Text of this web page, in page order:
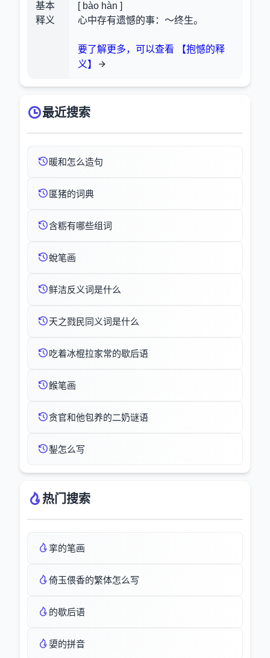
基本
释义
[ bào hàn ]
心中存有遗憾的事：～终生。
要了解更多，可以查看 【抱憾的释
义】
最近搜索
暖和怎么造句
匽猪的词典
含粝有哪些组词
蛻笔画
鲜洁反义词是什么
天之戮民同义词是什么
吃着冰棍拉家常的歇后语
餱笔画
贪官和他包养的二奶谜语
鋫怎么写
热门搜索
挛的笔画
倚玉偎香的繁体怎么写
的歇后语
嬃的拼音